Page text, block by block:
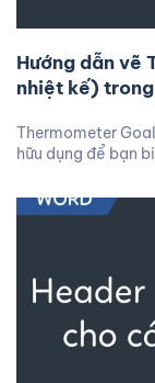
Hướng dẫn vẽ
nhiệt kế)
Thermometer
hữu dụng để bạn